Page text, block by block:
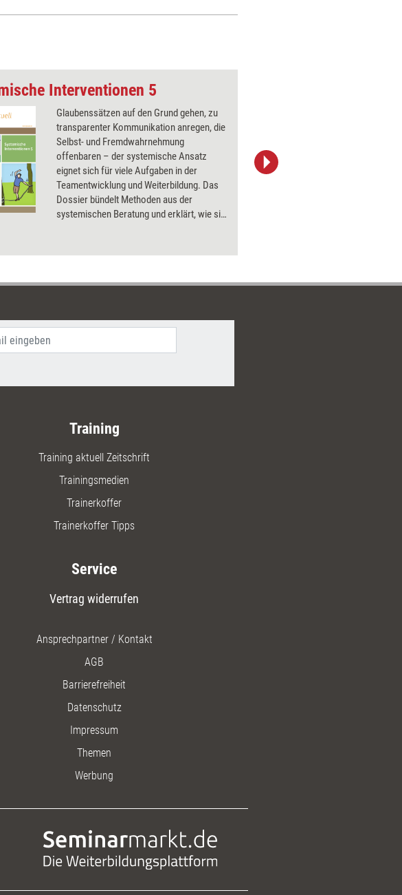
Interventionen 5
Glaubenssätzen auf den Grund gehen, zu
transparenter Kommunikation anregen, die
Selbst- und Fremdwahrnehmung
offenbaren – der systemische Ansatz
eignet sich für viele Aufgaben in der
Teamentwicklung und Weiterbildung. Das
Dossier bündelt Methoden aus der
systemischen Beratung und erklärt, wie sie
Training
Training aktuell Zeitschrift
Trainingsmedien
Trainerkoffer
Trainerkoffer Tipps
Service
Vertrag widerrufen
Ansprechpartner / Kontakt
AGB
Barrierefreiheit
Datenschutz
Impressum
Themen
Werbung